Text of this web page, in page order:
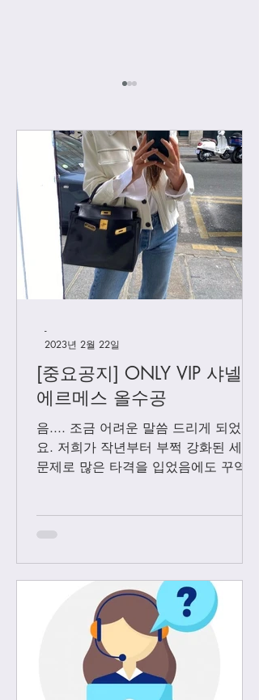
[중요공지] 카톡 문의 응
대 시간
[중요공지] ONLY VIP 샤넬 +
에르메스 올수공
음.... 조금 어려운 말씀 드리게 되었어
요. 저희가 작년부터 부쩍 강화된 세관
문제로 많은 타격을 입었음에도 꾸역꾸
다. Vip...
-
2023년 2월 22일